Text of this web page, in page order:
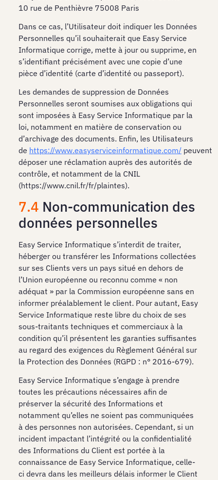
10 rue de Penthièvre 75008 Paris
Dans ce cas, l’Utilisateur doit indiquer les Données
Personnelles qu’il souhaiterait que Easy Service
Informatique corrige, mette à jour ou supprime, en
s’identifiant précisément avec une copie d’une
pièce d’identité (carte d’identité ou passeport).
Les demandes de suppression de Données
Personnelles seront soumises aux obligations qui
sont imposées à Easy Service Informatique par la
loi, notamment en matière de conservation ou
d’archivage des documents. Enfin, les Utilisateurs
de https://www.easyserviceinformatique.com/ peuvent
déposer une réclamation auprès des autorités de
contrôle, et notamment de la CNIL
(https://www.cnil.fr/fr/plaintes).
7.4 Non-communication des
données personnelles
Easy Service Informatique s’interdit de traiter,
héberger ou transférer les Informations collectées
sur ses Clients vers un pays situé en dehors de
l’Union européenne ou reconnu comme « non
adéquat » par la Commission européenne sans en
informer préalablement le client. Pour autant, Easy
Service Informatique reste libre du choix de ses
sous-traitants techniques et commerciaux à la
condition qu’il présentent les garanties suffisantes
au regard des exigences du Règlement Général sur
la Protection des Données (RGPD : n° 2016-679).
Easy Service Informatique s’engage à prendre
toutes les précautions nécessaires afin de
préserver la sécurité des Informations et
notamment qu’elles ne soient pas communiquées
à des personnes non autorisées. Cependant, si un
incident impactant l’intégrité ou la confidentialité
des Informations du Client est portée à la
connaissance de Easy Service Informatique, celle-
ci devra dans les meilleurs délais informer le Client